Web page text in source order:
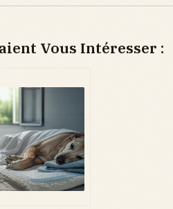
Vous Intéresser :